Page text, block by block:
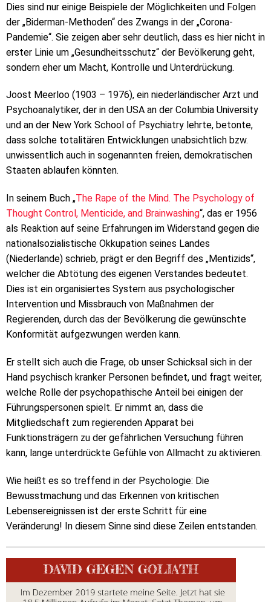
Dies sind nur einige Beispiele der Möglichkeiten und Folgen
der „Biderman-Methoden“ des Zwangs in der „Corona-
Pandemie“. Sie zeigen aber sehr deutlich, dass es hier nicht in
erster Linie um „Gesundheitsschutz“ der Bevölkerung geht,
sondern eher um Macht, Kontrolle und Unterdrückung.
Joost Meerloo (1903 – 1976), ein niederländischer Arzt und
Psychoanalytiker, der in den USA an der Columbia University
und an der New York School of Psychiatry lehrte, betonte,
dass solche totalitären Entwicklungen unabsichtlich bzw.
unwissentlich auch in sogenannten freien, demokratischen
Staaten ablaufen könnten.
In seinem Buch „The Rape of the Mind. The Psychology of
Thought Control, Menticide, and Brainwashing“, das er 1956
als Reaktion auf seine Erfahrungen im Widerstand gegen die
nationalsozialistische Okkupation seines Landes
(Niederlande) schrieb, prägt er den Begriff des „Mentizids“,
welcher die Abtötung des eigenen Verstandes bedeutet.
Dies ist ein organisiertes System aus psychologischer
Intervention und Missbrauch von Maßnahmen der
Regierenden, durch das der Bevölkerung die gewünschte
Konformität aufgezwungen werden kann.
Er stellt sich auch die Frage, ob unser Schicksal sich in der
Hand psychisch kranker Personen befindet, und fragt weiter,
welche Rolle der psychopathische Anteil bei einigen der
Führungspersonen spielt. Er nimmt an, dass die
Mitgliedschaft zum regierenden Apparat bei
Funktionsträgern zu der gefährlichen Versuchung führen
kann, lange unterdrückte Gefühle von Allmacht zu aktivieren.
Wie heißt es so treffend in der Psychologie: Die
Bewusstmachung und das Erkennen von kritischen
Lebensereignissen ist der erste Schritt für eine
Veränderung! In diesem Sinne sind diese Zeilen entstanden.